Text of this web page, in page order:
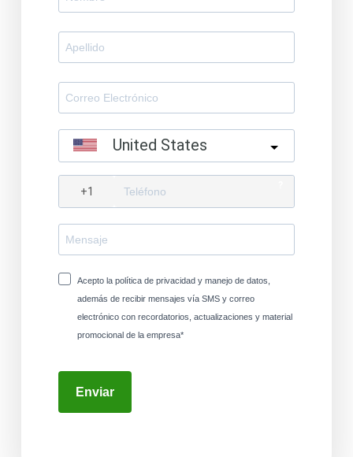
United States
Acepto la política de privacidad y manejo de datos,
además de recibir mensajes vía SMS y correo
electrónico con recordatorios, actualizaciones y material
promocional de la empresa*
Enviar